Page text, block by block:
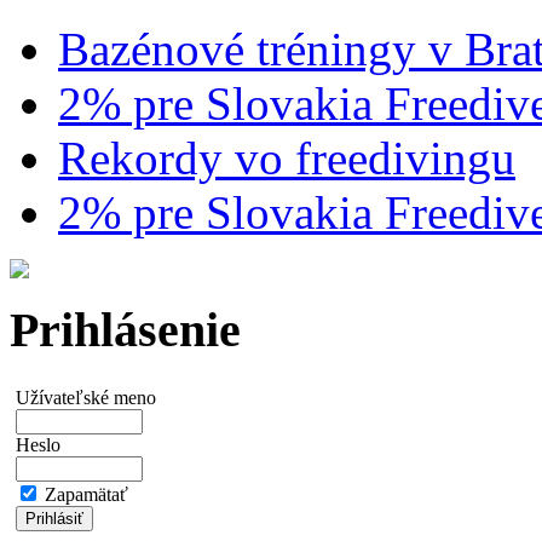
Bazénové tréningy v
2% pre Slovakia
Rekordy vo freedivingu
2% pre Slovakia
Prihlásenie
Užívateľské meno
Heslo
Zapamätať